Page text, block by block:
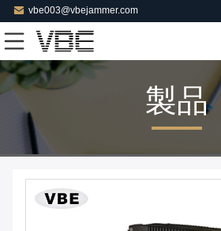
vbe003@vbejammer.com
製品